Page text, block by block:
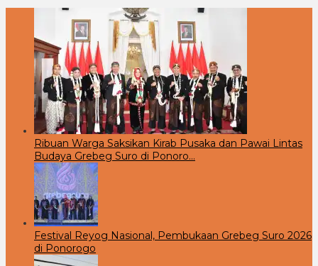
Ribuan Warga Saksikan Kirab Pusaka dan Pawai Lintas
Budaya Grebeg Suro di Ponoro…
Festival Reyog Nasional, Pembukaan Grebeg Suro 2026
di Ponorogo